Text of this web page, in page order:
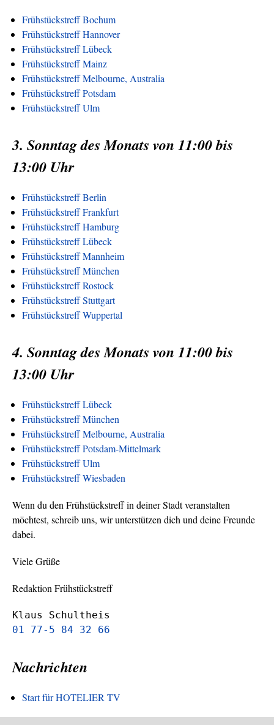
Frühstückstreff Bochum
Frühstückstreff Hannover
Frühstückstreff Lübeck
Frühstückstreff Mainz
Frühstückstreff Melbourne, Australia
Frühstückstreff Potsdam
Frühstückstreff Ulm
3. Sonntag des Monats von 11:00 bis
13:00 Uhr
Frühstückstreff Berlin
Frühstückstreff Frankfurt
Frühstückstreff Hamburg
Frühstückstreff Lübeck
Frühstückstreff Mannheim
Frühstückstreff München
Frühstückstreff Rostock
Frühstückstreff Stuttgart
Frühstückstreff Wuppertal
4. Sonntag des Monats von 11:00 bis
13:00 Uhr
Frühstückstreff Lübeck
Frühstückstreff München
Frühstückstreff Melbourne, Australia
Frühstückstreff Potsdam-Mittelmark
Frühstückstreff Ulm
Frühstückstreff Wiesbaden
Wenn du den Frühstückstreff in deiner Stadt veranstalten
möchtest, schreib uns, wir unterstützen dich und deine Freunde
dabei.
Viele Grüße
Redaktion Frühstückstreff
Klaus Schultheis
01 77-5 84 32 66
Nachrichten
Start für HOTELIER TV